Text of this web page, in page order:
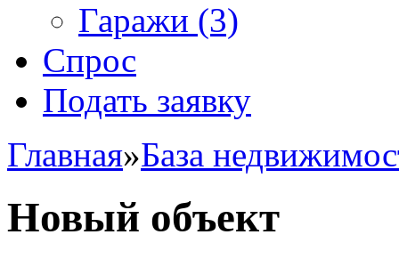
Гаражи (3)
Спрос
Подать заявку
Главная»База
Новый объект